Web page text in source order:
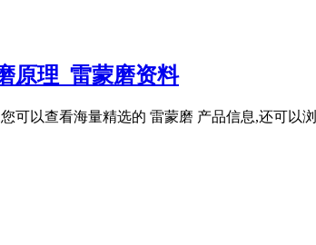
原理_雷蒙磨资料
可以查看海量精选的 雷蒙磨 产品信息,还可以